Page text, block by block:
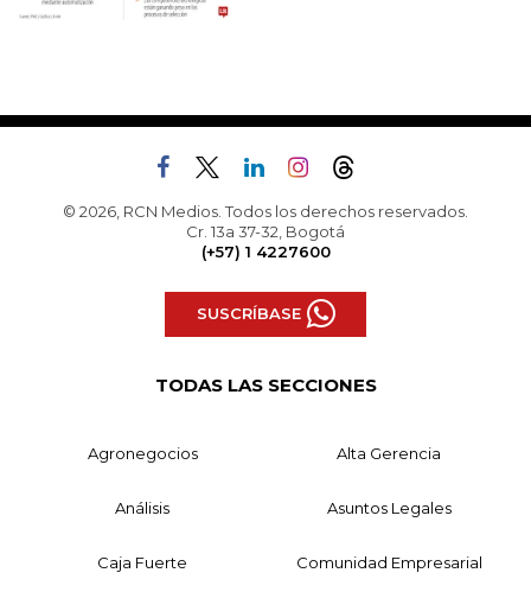
© 2026, RCN Medios. Todos los derechos reservados.
Cr. 13a 37-32, Bogotá
(+57) 1 4227600
SUSCRÍBASE
TODAS LAS SECCIONES
Agronegocios Alta Gerencia
Análisis Asuntos Legales
Caja Fuerte Comunidad Empresarial